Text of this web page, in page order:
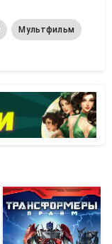
Мультфильм